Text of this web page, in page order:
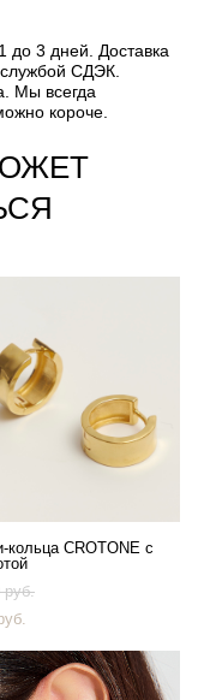
до 3 дней. Доставка
СДЭК.
Мы всегда
короче.
кольца CROTONE с
pуб.